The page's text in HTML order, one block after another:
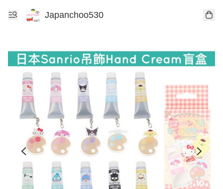
Japanchoo530